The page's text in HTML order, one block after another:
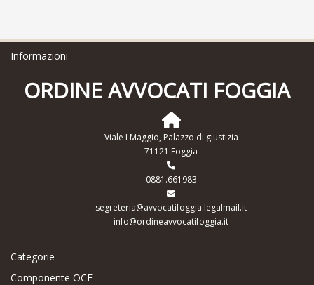
Informazioni
ORDINE AVVOCATI FOGGIA
Viale I Maggio, Palazzo di giustizia
71121 Foggia
0881.661983
segreteria@avvocatifoggia.legalmail.it
info@ordineavvocatifoggia.it
Categorie
Componente OCF